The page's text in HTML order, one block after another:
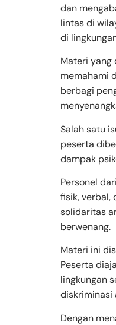
dan
lintas di
di
Materi yang
memahami
berbagi
Salah satu
peserta
dampak
Personel
fisik, verbal,
solidaritas
berwenang.
Materi ini
Peserta
lingkungan
diskriminasi
Dengan